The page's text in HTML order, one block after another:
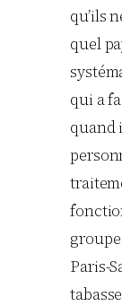
qu’ils
quel
qui a
quand
Paris-